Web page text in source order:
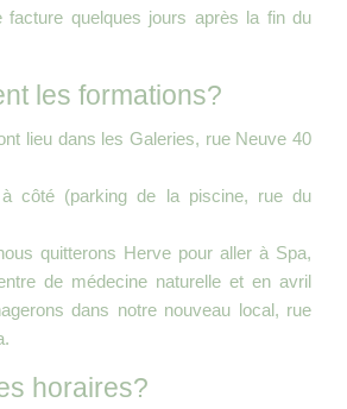
facture quelques jours après la fin du
les formations?
lieu dans les Galeries, rue Neuve 40
côté (parking de la piscine, rue du
quitterons Herve pour aller à Spa,
de médecine naturelle et en avril
dans notre nouveau local, rue
horaires?